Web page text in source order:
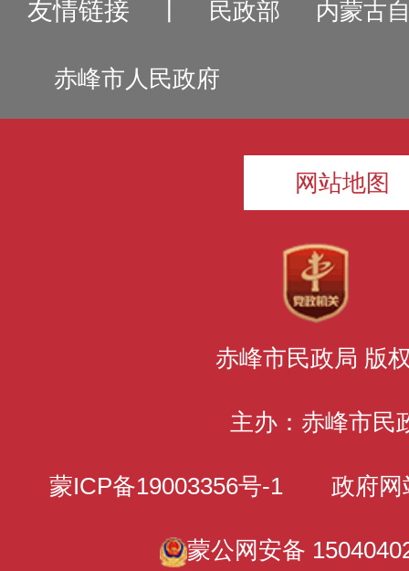
友情链接 民政部 内蒙古
赤峰市人民政府
网站地图
赤峰市民政局 版
主办：赤峰市民
蒙ICP备19003356号-1 政府网
蒙公网安备